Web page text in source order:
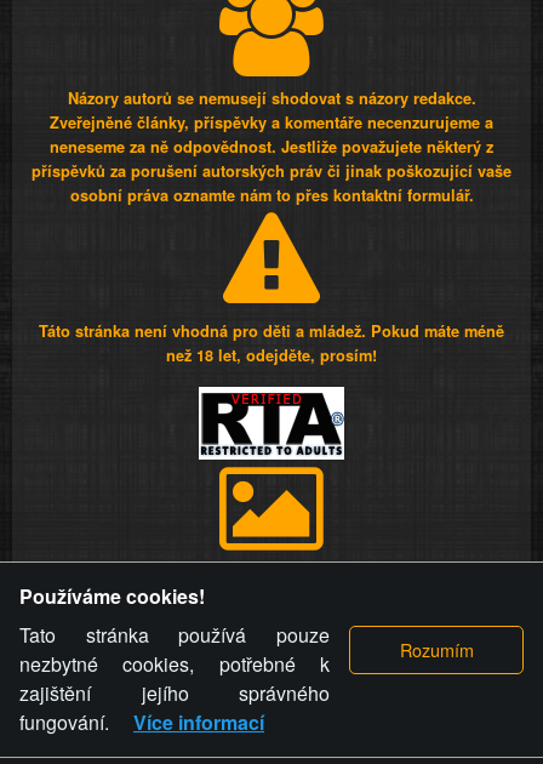
Názory autorů se nemusejí shodovat s názory redakce.
Zveřejněné články, příspěvky a komentáře necenzurujeme a
neneseme za ně odpovědnost. Jestliže považujete některý z
příspěvků za porušení autorských práv či jinak poškozující vaše
osobní práva oznamte nám to přes kontaktní formulář.
Táto stránka není vhodná pro děti a mládež. Pokud máte méně
než 18 let, odejděte, prosím!
videa a komentáře. Osoba, které se toto opatření provozovatele
stránky týče, ani osoba, která umístila fotografii nebo video na
stránku, nemůže z důvodu odstranění fotografie, videa nebo
komentáře pro výše uvedenou okolnost uplatnit vůči
provozovateli stránky žádný nárok na náhradu škody nebo
nemajetkové újmy.
Používáme cookies!
Tato stránka používá pouze
nezbytné cookies, potřebné k
zajištění jejího správného
fungování.
Více informací